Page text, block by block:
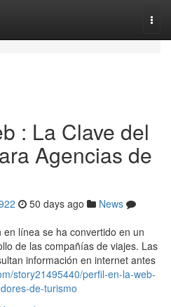
: La Clave del
Agencias de
50 days ago
News
línea se ha convertido en un
de las compañías de viajes. Las
información en internet antes
story21495440/perfil-en-la-web-
de-turismo